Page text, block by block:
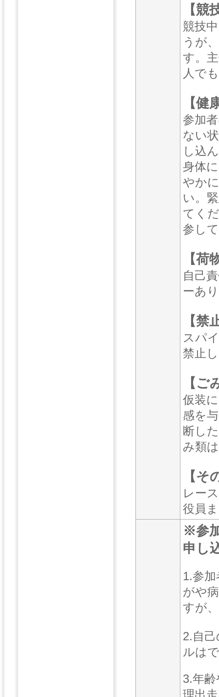
【競
競技
うが
す。
人で
【健
参加
ない
し込
身体
やか
い。
てく
参し
【荷
自己
ーあ
【禁
スパ
禁止
【ご
仮装
感を
断し
み類
【そ
レー
役員
※参
申し
1.参
がや
すが
2.自
ルは
3.年
理出